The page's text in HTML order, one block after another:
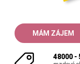
MÁM ZÁJEM
48000 -